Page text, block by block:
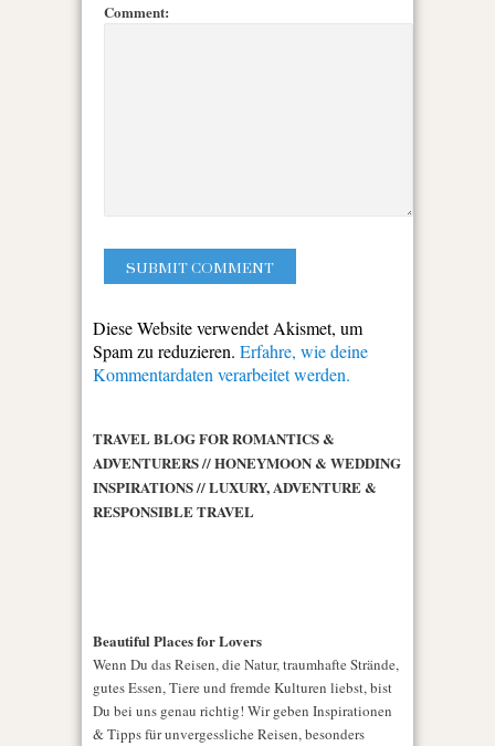
Comment:
Diese Website verwendet Akismet, um
Spam zu reduzieren. Erfahre, wie deine
Kommentardaten verarbeitet werden.
TRAVEL BLOG FOR ROMANTICS &
ADVENTURERS // HONEYMOON & WEDDING
INSPIRATIONS // LUXURY, ADVENTURE &
RESPONSIBLE TRAVEL
Beautiful Places for Lovers
Wenn Du das Reisen, die Natur, traumhafte Strände,
gutes Essen, Tiere und fremde Kulturen liebst, bist
Du bei uns genau richtig! Wir geben Inspirationen
& Tipps für unvergessliche Reisen, besonders